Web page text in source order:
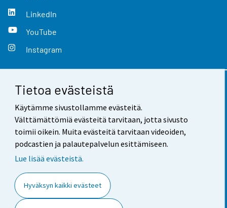
Tietoa evästeistä
Käytämme sivustollamme evästeitä.
Välttämättömiä evästeitä tarvitaan, jotta sivusto
toimii oikein. Muita evästeitä tarvitaan videoiden,
podcastien ja palautepalvelun esittämiseen.
Lue lisää evästeistä.
Hyväksyn kaikki evästeet
LinkedIn
YouTube
Instagram
Yhteystiedot
Palaute
Käyttöehdot
Saavutettavuus
Tietoa sivustosta